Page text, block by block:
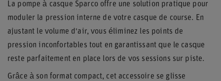
La pompe à casque Sparco offre une solution pratique pour
moduler la pression interne de votre casque de course. En
ajustant le volume d'air, vous éliminez les points de
pression inconfortables tout en garantissant que le casque
reste parfaitement en place lors de vos sessions sur piste.
Grâce à son format compact, cet accessoire se glisse